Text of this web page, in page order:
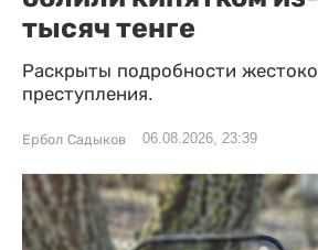
тысяч тенге
Раскрыты подробности
преступления.
Ербол Садыков 06.08.2026, 23:39